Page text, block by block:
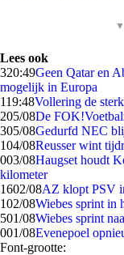
▼
Lees ook
320:49Geen Qatar en
mogelijk in Europa
119:48Vollering de
205/08De
305/08Gedurfd NEC
104/08Reusser wint
003/08Haugset houdt
kilometer
1602/08AZ klopt PSV
102/08Wiebes sprint in
501/08Wiebes sprint
001/08Evenepoel
Font-grootte: